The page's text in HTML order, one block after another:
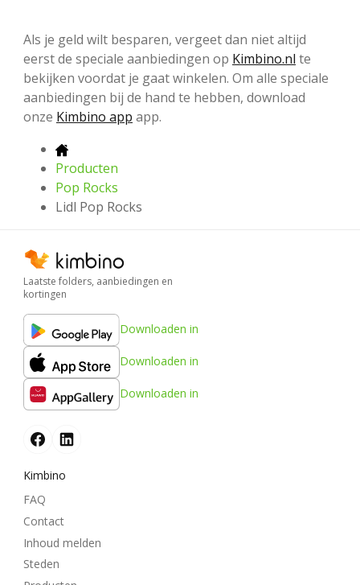
Als je geld wilt besparen, vergeet dan niet altijd
eerst de speciale aanbiedingen op Kimbino.nl te
bekijken voordat je gaat winkelen. Om alle speciale
aanbiedingen bij de hand te hebben, download
onze Kimbino app app.
Producten
Pop Rocks
Lidl Pop Rocks
Laatste folders, aanbiedingen en
kortingen
Downloaden in
Downloaden in
Downloaden in
Kimbino
FAQ
Contact
Inhoud melden
Steden